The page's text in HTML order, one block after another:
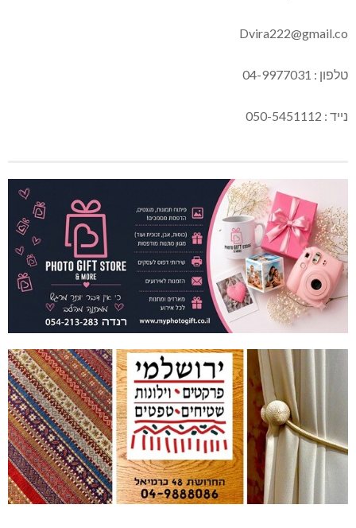
Dvira222@gmail.co
טלפון : 04-9977031
נייד : 050-5451112